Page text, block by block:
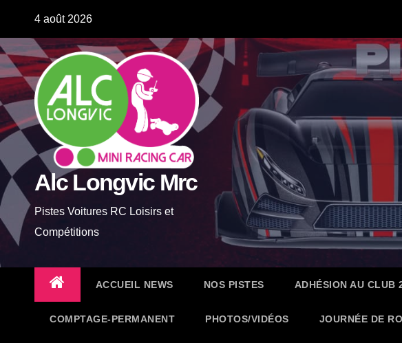
content
4 août 2026
Alc Longvic Mrc
Pistes Voitures RC Loisirs et
Compétitions
ACCUEIL NEWS NOS PISTES ADHÉSION AU CLUB
COMPTAGE-PERMANENT PHOTOS/VIDÉOS JOURNÉE DE